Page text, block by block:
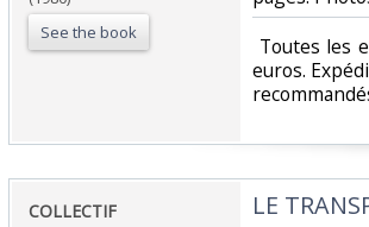
See the book
Toutes les
euros.
‎COLLECTIF‎ ‎LE